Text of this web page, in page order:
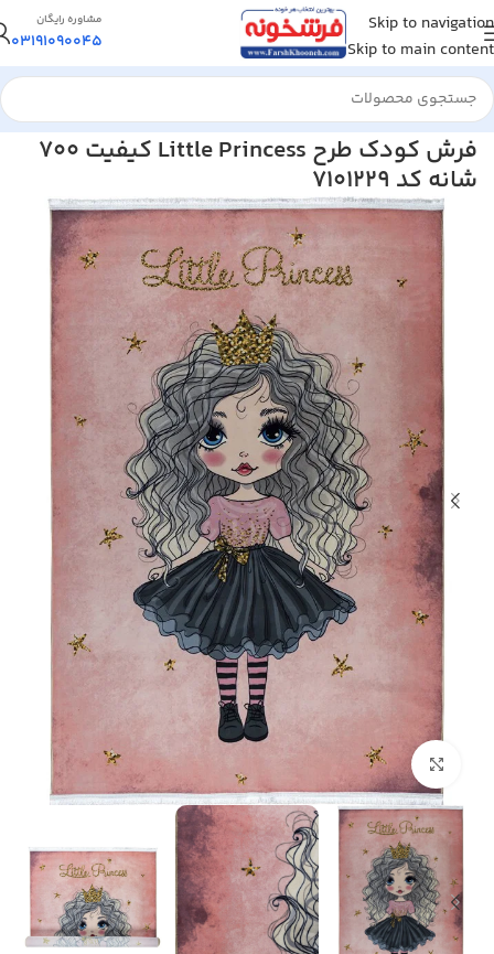
Skip to navigation
Skip to main content
مشاوره رایگان
03191090045
خانه/فرش کودک
فرش کودک طرح Little Princess کیفیت 700
شانه کد 7101229
بزرگنمایی تصویر